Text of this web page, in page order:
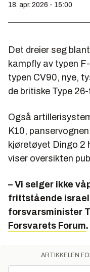
18. apr. 2026 - 15:00
Det dreier seg
kampfly av typen
typen CV90, nye,
de britiske Type
Også
K10,
kjøretøyet Dingo 2
viser oversikten
– Vi selger ikke
frittstående
forsvarsminister
Forsvarets Forum.
ARTIKKELEN